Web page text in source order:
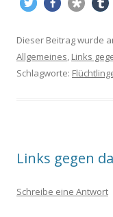
Dieser Beitrag wurde
Allgemeines, Links
Schlagworte:
Links gegen
Schreibe eine Antwort